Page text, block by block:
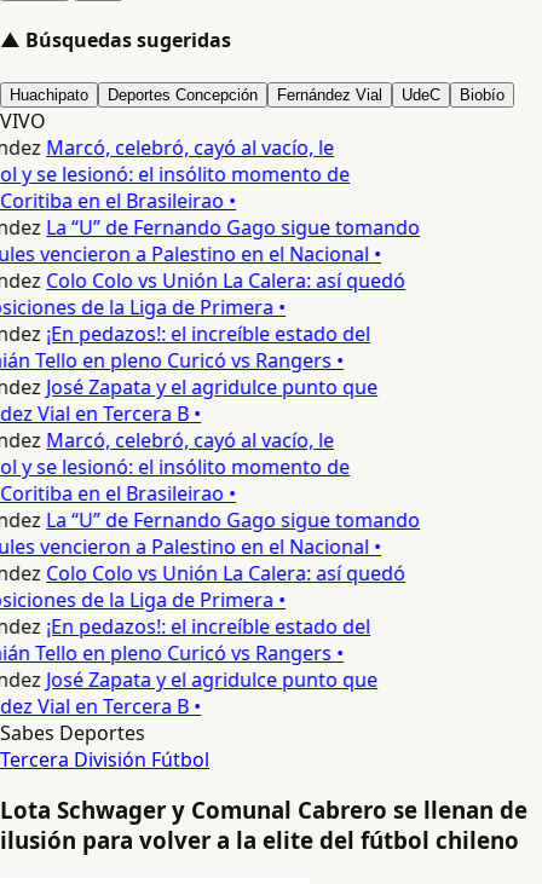
▲ Búsquedas sugeridas
Huachipato Deportes Concepción Fernández Vial UdeC Biobío
VIVO
Marcó, celebró, cayó al vacío, le
y se lesionó: el insólito momento de
en el Brasileirao •
La “U” de Fernando Gago sigue tomando
vencieron a Palestino en el Nacional •
Colo Colo vs Unión La Calera: así quedó
de la Liga de Primera •
¡En pedazos!: el increíble estado del
Tello en pleno Curicó vs Rangers •
José Zapata y el agridulce punto que
Vial en Tercera B •
Marcó, celebró, cayó al vacío, le
y se lesionó: el insólito momento de
en el Brasileirao •
La “U” de Fernando Gago sigue tomando
vencieron a Palestino en el Nacional •
Colo Colo vs Unión La Calera: así quedó
de la Liga de Primera •
¡En pedazos!: el increíble estado del
Tello en pleno Curicó vs Rangers •
José Zapata y el agridulce punto que
Vial en Tercera B •
Sabes Deportes
Tercera División Fútbol
Lota Schwager y Comunal Cabrero se llenan de
ilusión para volver a la elite del fútbol chileno